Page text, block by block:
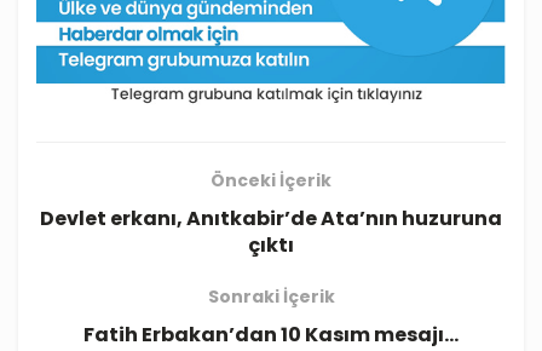
Önceki İçerik
Devlet erkanı, Anıtkabir’de Ata’nın huzuruna
çıktı
Sonraki İçerik
Fatih Erbakan’dan 10 Kasım mesajı…